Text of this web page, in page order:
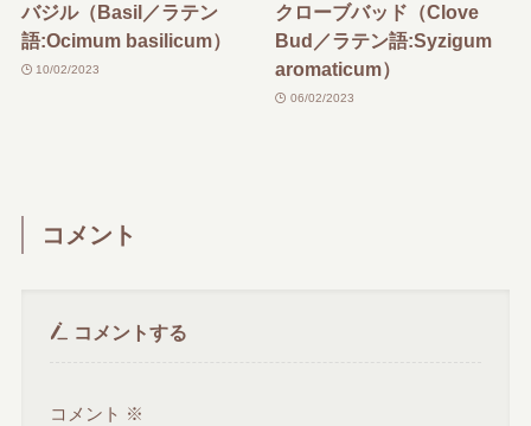
バジル（Basil／ラテン
語:Ocimum basilicum）
10/02/2023
クローブバッド（Clove
Bud／ラテン語:Syzigum
aromaticum）
06/02/2023
コメント
コメントする
コメント ※